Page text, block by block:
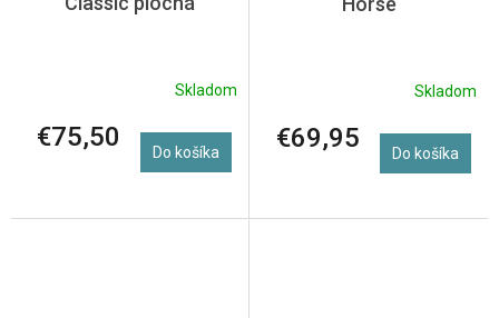
Skladom
€75,50 Do košíka
Skladom
€69,95 Do košíka